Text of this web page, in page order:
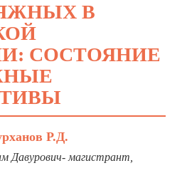
В
СОСТОЯНИЕ
Р.Д.
Давурович- магистрант,